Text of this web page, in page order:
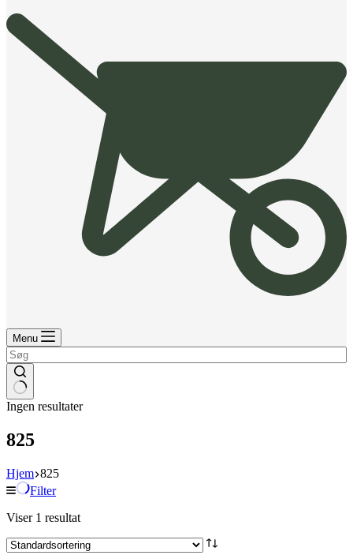
Menu
Ingen resultater
825
Hjem 825
Filter
Viser 1 resultat